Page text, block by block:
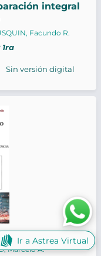
integral
Facundo R.
1ra
Sin versión digital
Marcelo A.
Ir a Astrea Virtual